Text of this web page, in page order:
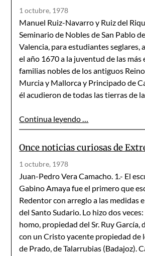
1 octubre, 1978
Manuel Ruiz-Navarro y Ruiz del
Seminario de Nobles de San Pablo
Valencia, para estudiantes seglares,
el año 1670 a la juventud de las más
familias nobles de los antiguos
Murcia y Mallorca y Principado de
él acudieron de todas las tierras de
Continua leyendo …
Once noticias curiosas de
1 octubre, 1978
Juan-Pedro Vera Camacho. 1.- El
Gabino Amaya fue el primero que
Redentor con arreglo a las medidas
del Santo Sudario. Lo hizo dos
homo, propiedad del Sr. Ruy García,
con un Cristo yacente propiedad de
de Prado, de Talarrubias (Badajoz).